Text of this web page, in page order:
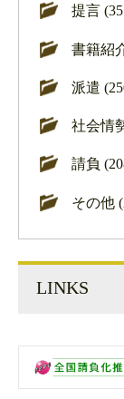
提言
書籍紹
派遣
社会情
請負
その他
LINKS